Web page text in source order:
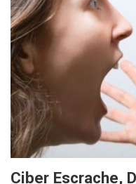
Ciber Escrache,